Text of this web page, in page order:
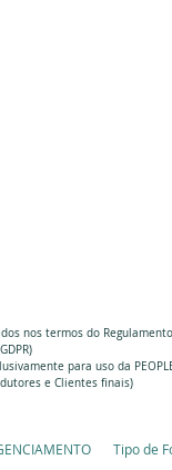
nos termos do
para uso da
e Clientes finais)
Tipo de